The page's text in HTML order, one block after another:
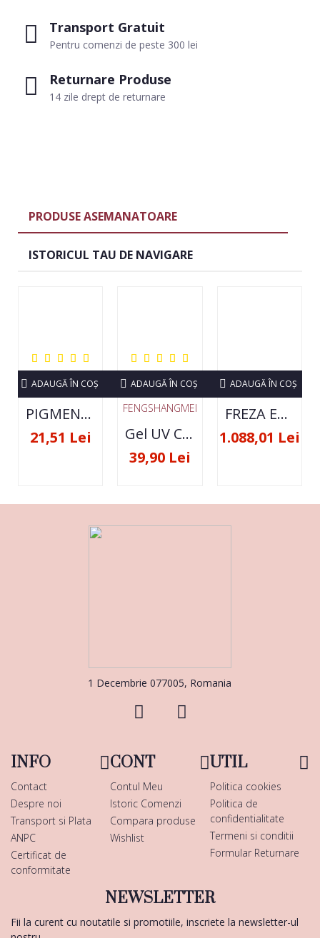
Transport Gratuit
Pentru comenzi de peste 300 lei
Returnare Produse
14 zile drept de returnare
PRODUSE ASEMANATOARE
ISTORICUL TAU DE NAVIGARE
PIGMENT NEON SET 12 CULORI
21,51 Lei
ADAUGĂ ÎN COŞ
FENGSHANGMEI
Gel UV Constructie FSM 50ML - 07
39,90 Lei
ADAUGĂ ÎN COŞ
FREZA ELECTRICA STRONG 210 35000 RPM- ORIGINALA
1.088,01 Lei
ADAUGĂ ÎN COŞ
1 Decembrie 077005, Romania
INFO
Contact
Despre noi
Transport si Plata
ANPC
Certificat de
conformitate
CONT
Contul Meu
Istoric Comenzi
Compara produse
Wishlist
UTIL
Politica cookies
Politica de
confidentialitate
Termeni si conditii
Formular Returnare
NEWSLETTER
Fii la curent cu noutatile si promotiile, inscriete la newsletter-ul